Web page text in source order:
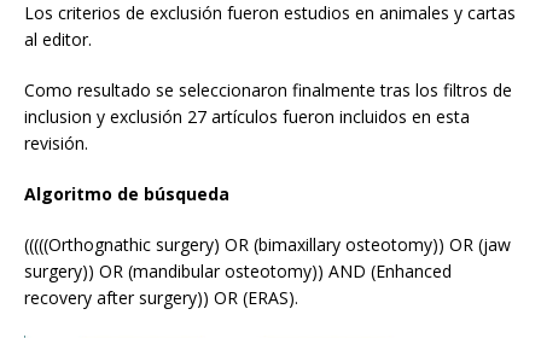
Los criterios de exclusión fueron estudios en animales y cartas
al editor.
Como resultado se seleccionaron finalmente tras los filtros de
inclusion y exclusión 27 artículos fueron incluidos en esta
revisión.
Algoritmo de búsqueda
(((((Orthognathic surgery) OR (bimaxillary osteotomy)) OR (jaw
surgery)) OR (mandibular osteotomy)) AND (Enhanced
recovery after surgery)) OR (ERAS).